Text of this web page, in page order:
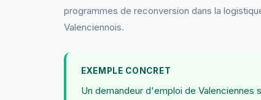
programmes de reconversion dans la
Valenciennois.
EXEMPLE CONCRET
Un demandeur d'emploi de Valenciennes